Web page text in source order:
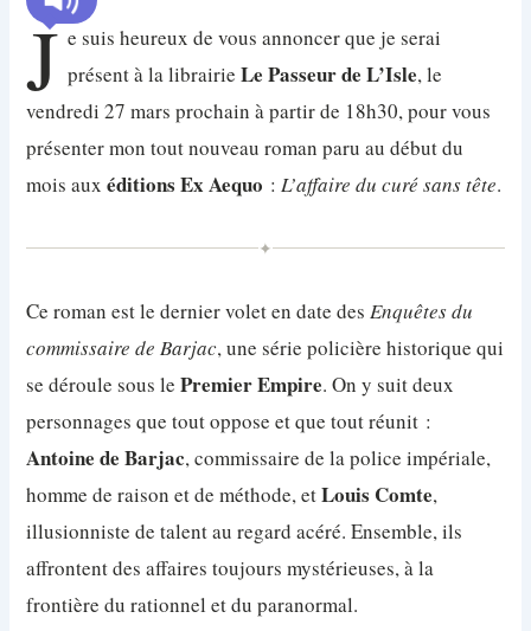
J e suis heureux de vous annoncer que je serai
présent à la librairieLe Passeur de L’Isle, le
vendredi 27 mars prochain à partir de 18h30, pour vous
présenter mon tout nouveau roman paru au début du
mois auxéditions Ex Aequo :L’affaire du curé sans tête.
✦
Ce roman est le dernier volet en date desEnquêtes du
commissaire de Barjac, une série policière historique qui
se déroule sous lePremier Empire. On y suit deux
personnages que tout oppose et que tout réunit :
Antoine de Barjac, commissaire de la police impériale,
homme de raison et de méthode, etLouis Comte,
illusionniste de talent au regard acéré. Ensemble, ils
affrontent des affaires toujours mystérieuses, à la
frontière du rationnel et du paranormal.